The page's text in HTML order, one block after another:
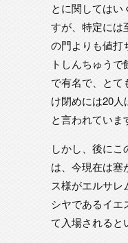
とに関してはい
すが、特定には
の門よりも値打
トしんちゅう
で有名で、とて
け閉めには20
と言われていま
しかし、後に
は、今現在は塞
ス様がエルサレ
シヤであるイエ
て入場されると